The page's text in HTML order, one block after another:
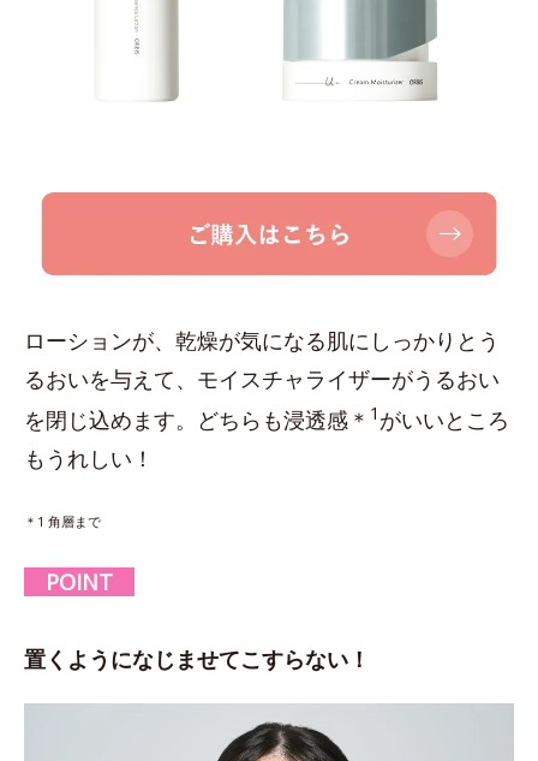
ローションが、乾燥が気になる肌にしっかりとう
るおいを与えて、モイスチャライザーがうるおい
を閉じ込めます。どちらも浸透感＊ 1 がいいところ
もうれしい！
＊1 角層まで
POINT
置くようになじませてこすらない！